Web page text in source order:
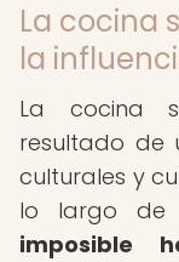
La cocina
la
La cocina
resultado de
culturales y
lo largo de
imposible